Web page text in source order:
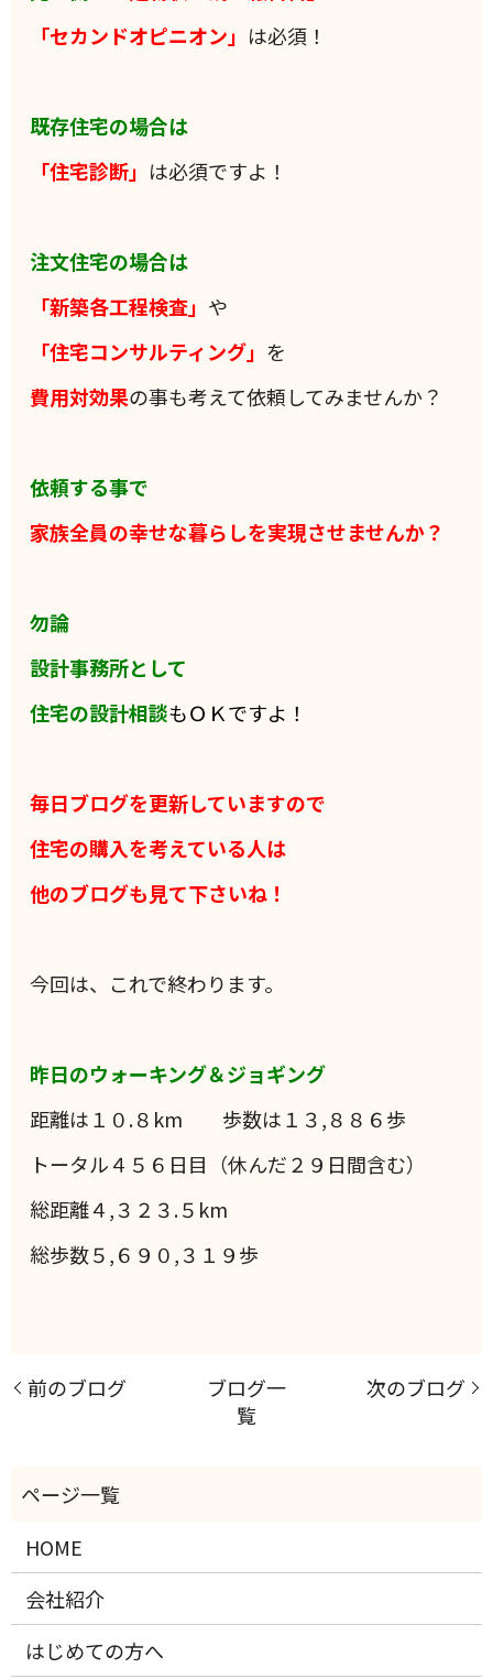
「セカンドオピニオン」 は必須！
既存住宅の場合は
「住宅診断」 は必須ですよ！
注文住宅の場合は
「新築各工程検査」 や
「住宅コンサルティング」 を
費用対効果の事も考えて依頼してみませんか？
依頼する事で
家族全員の幸せな暮らしを実現させませんか？
勿論
設計事務所として
住宅の設計相談もＯＫですよ！
毎日ブログを更新していますので
住宅の購入を考えている人は
他のブログも見て下さいね！
今回は、これで終わります。
昨日のウォーキング＆ジョギング
距離は１０.８km 歩数は１３,８８６歩
トータル４５６日目（休んだ２９日間含む）
総距離４,３２３.５km
総歩数５,６９０,３１９歩
前のブログ
ブログ一
覧
次のブログ
HOME
会社紹介
はじめての方へ